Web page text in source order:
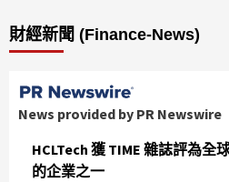
財經新聞 (Finance-News)
News provided by PR Newswire
HCLTech 獲 TIME 雜誌評為全
的企業之一